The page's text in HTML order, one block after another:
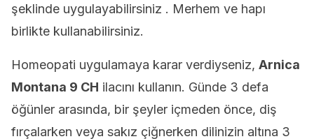
şeklinde uygulayabilirsiniz . Merhem ve hapı
birlikte kullanabilirsiniz.
Homeopati uygulamaya karar verdiyseniz, Arnica
Montana 9 CH ilacını kullanın. Günde 3 defa
öğünler arasında, bir şeyler içmeden önce, diş
fırçalarken veya sakız çiğnerken dilinizin altına 3